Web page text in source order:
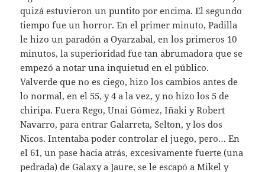
quizá estuvieron un puntito por encima. El segundo
tiempo fue un horror. En el primer minuto, Padilla
le hizo un paradón a Oyarzabal, en los primeros 10
minutos, la superioridad fue tan abrumadora que se
empezó a notar una inquietud en el público.
Valverde que no es ciego, hizo los cambios antes de
lo normal, en el 55, y 4 a la vez, y no hizo los 5 de
chiripa. Fuera Rego, Unai Gómez, Iñaki y Robert
Navarro, para entrar Galarreta, Selton, y los dos
Nicos. Intentaba poder controlar el juego, pero… En
el 61, un pase hacia atrás, excesivamente fuerte (una
pedrada) de Galaxy a Jaure, se le escapó a Mikel y